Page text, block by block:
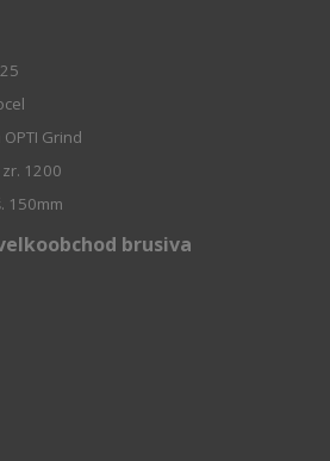
Grind
1200
150mm
brusiva